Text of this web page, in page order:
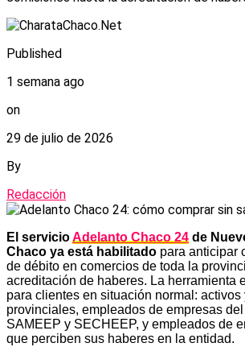
Published
1 semana ago
on
29 de julio de 2026
By
Redacción
El servicioAdelanto Chaco 24 de
Chaco ya está habilitado para anticipar
de débito en comercios de toda la
acreditación de haberes. La herramienta
para clientes en situación normal: activos
provinciales, empleados de empresas
SAMEEP y SECHEEP, y empleados de
que perciben sus haberes en la entidad.